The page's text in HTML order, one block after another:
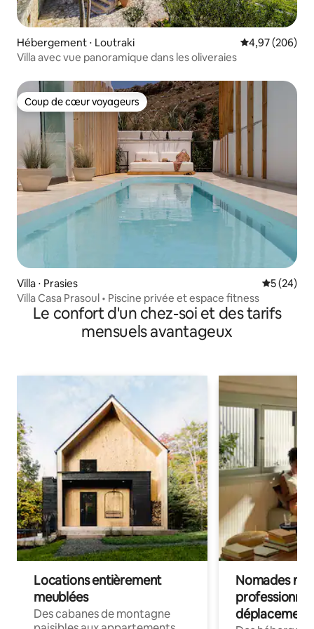
Hébergement ⋅ Loutraki Évaluation
4,97 (206)
Villa avec vue panoramique dans les oliveraies
Coup de cœur voyageurs
Coup de cœur voyageurs
Villa ⋅ Prasies
5 (24)
Villa Casa Prasoul • Piscine privée et espace fitness
Le confort d'un chez-soi et des tarifs
mensuels avantageux
Locations entièrement
meublées
Des cabanes de montagne
Nomades
déplacement